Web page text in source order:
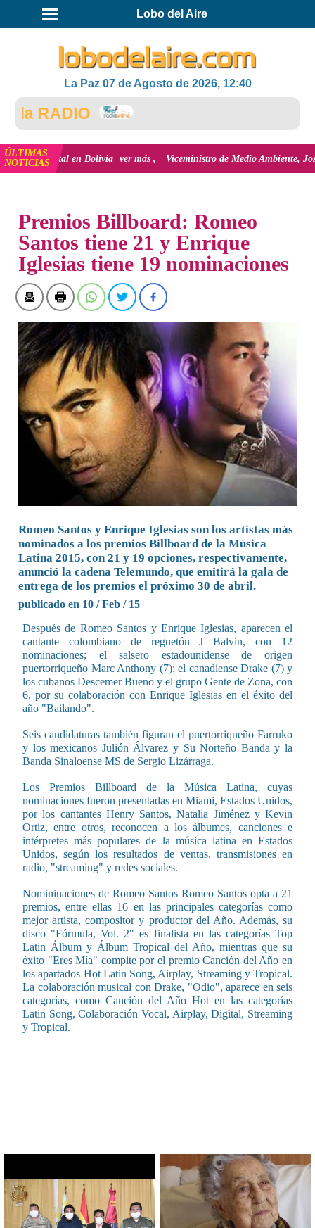
Lobo del Aire
La Paz 07 de Agosto de 2026, 12:40
RADIO
ÚLTIMAS
NOTICIAS
Digital en Bolivia ver más Viceministro de Medio Ambiente, José
Premios Billboard: Romeo
Santos tiene 21 y Enrique
Iglesias tiene 19 nominaciones
Romeo Santos y Enrique Iglesias son los artistas más
nominados a los premios Billboard de la Música
Latina 2015, con 21 y 19 opciones, respectivamente,
anunció la cadena Telemundo, que emitirá la gala de
entrega de los premios el próximo 30 de abril.
publicado en 10 / Feb / 15
Después de Romeo Santos y Enrique Iglesias, aparecen el
cantante colombiano de reguetón J Balvin, con 12
nominaciones; el salsero estadounidense de origen
puertorriqueño Marc Anthony (7); el canadiense Drake (7) y
los cubanos Descemer Bueno y el grupo Gente de Zona, con
6, por su colaboración con Enrique Iglesias en el éxito del
año "Bailando".
Seis candidaturas también figuran el puertorriqueño Farruko
y los mexicanos Julión Álvarez y Su Norteño Banda y la
Banda Sinaloense MS de Sergio Lizárraga.
Los Premios Billboard de la Música Latina, cuyas
nominaciones fueron presentadas en Miami, Estados Unidos,
por los cantantes Henry Santos, Natalia Jiménez y Kevin
Ortiz, entre otros, reconocen a los álbumes, canciones e
intérpretes más populares de la música latina en Estados
Unidos, según los resultados de ventas, transmisiones en
radio, "streaming" y redes sociales.
Nomininaciones de Romeo Santos Romeo Santos opta a 21
premios, entre ellas 16 en las principales categorías como
mejor artista, compositor y productor del Año. Además, su
disco "Fórmula, Vol. 2" es finalista en las categorías Top
Latin Álbum y Álbum Tropical del Año, mientras que su
éxito "Eres Mía" compite por el premio Canción del Año en
los apartados Hot Latin Song, Airplay, Streaming y Tropical.
La colaboración musical con Drake, "Odio", aparece en seis
categorías, como Canción del Año Hot en las categorías
Latin Song, Colaboración Vocal, Airplay, Digital, Streaming
y Tropical.